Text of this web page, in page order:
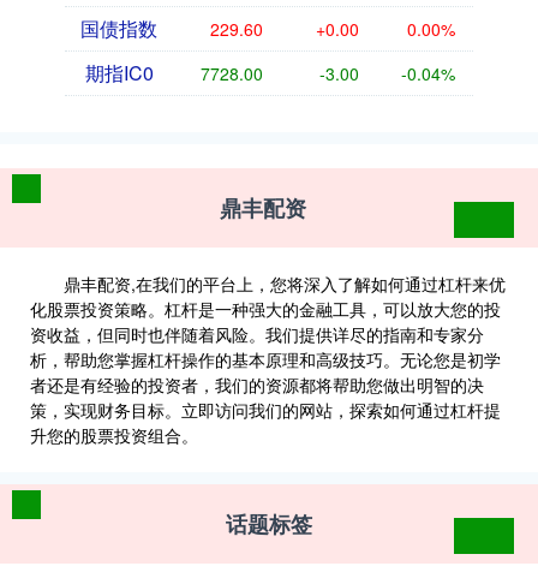
国债指数 229.60 +0.00 0.00%
期指IC0 7728.00 -3.00 -0.04%
鼎丰配资
鼎丰配资,在我们的平台上，您将深入了解如何通过杠杆来优
化股票投资策略。杠杆是一种强大的金融工具，可以放大您的投
资收益，但同时也伴随着风险。我们提供详尽的指南和专家分
析，帮助您掌握杠杆操作的基本原理和高级技巧。无论您是初学
者还是有经验的投资者，我们的资源都将帮助您做出明智的决
策，实现财务目标。立即访问我们的网站，探索如何通过杠杆提
升您的股票投资组合。
话题标签